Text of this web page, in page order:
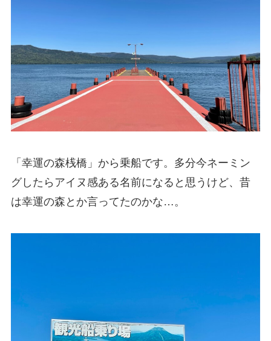
「幸運の森桟橋」から乗船です。多分今ネーミン
グしたらアイヌ感ある名前になると思うけど、昔
は幸運の森とか言ってたのかな…。